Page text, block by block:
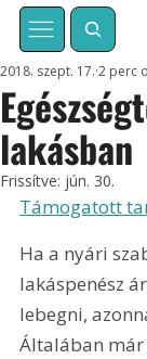
lakásban
2018. szept. 17. 2 perc
Frissítve: jún. 30.
Támogatott
Ha a nyári
lakáspenész
lebegni,
Általában már